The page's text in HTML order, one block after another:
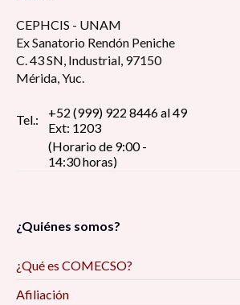
CEPHCIS - UNAM
Ex Sanatorio Rendón Peniche
C. 43 SN, Industrial, 97150
Mérida, Yuc.
Tel.:
+52 (999) 922 8446 al 49
Ext: 1203
(Horario de 9:00 -
14:30 horas)
¿Quiénes somos?
¿Qué es COMECSO?
Afiliación